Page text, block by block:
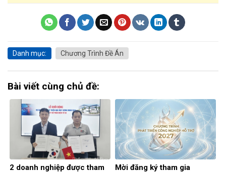
Danh mục: Chương Trình Đề Án
Bài viết cùng chủ đề:
2 doanh nghiệp được tham
Mời đăng ký tham gia